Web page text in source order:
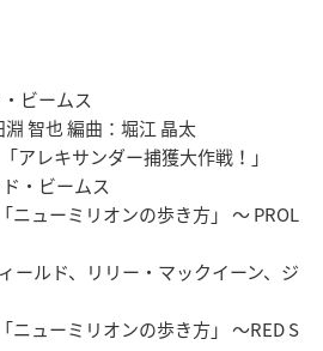
ビームス
智也 編曲：堀江 晶太
アレキサンダー捕獲大作戦！」
・ビームス
ニューミリオンの歩き方」 ～ PROL
ールド、リリー・マックイーン、ジ
ニューミリオンの歩き方」 ～RED S